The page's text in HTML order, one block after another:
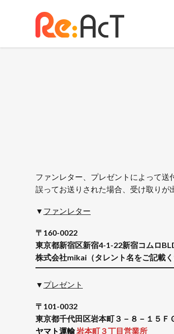
ファンレター、プレゼントによって送
誤ってお送りされた場合、受け取りが
▼ ファンレター
〒160-0022
東京都新宿区新宿4-1-22新宿コムロ
株式会社mikai（タレント名をご記載く
▼ プレゼント
〒101-0032
東京都千代田区岩本町３－８－１５Ｆ
ヤマト運輸岩本町３丁目営業所